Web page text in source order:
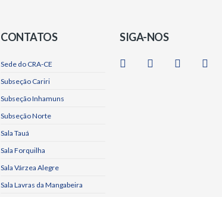
CONTATOS
Sede do CRA-CE
Subseção Cariri
Subseção Inhamuns
Subseção Norte
Sala Tauá
Sala Forquilha
Sala Várzea Alegre
Sala Lavras da Mangabeira
SIGA-NOS